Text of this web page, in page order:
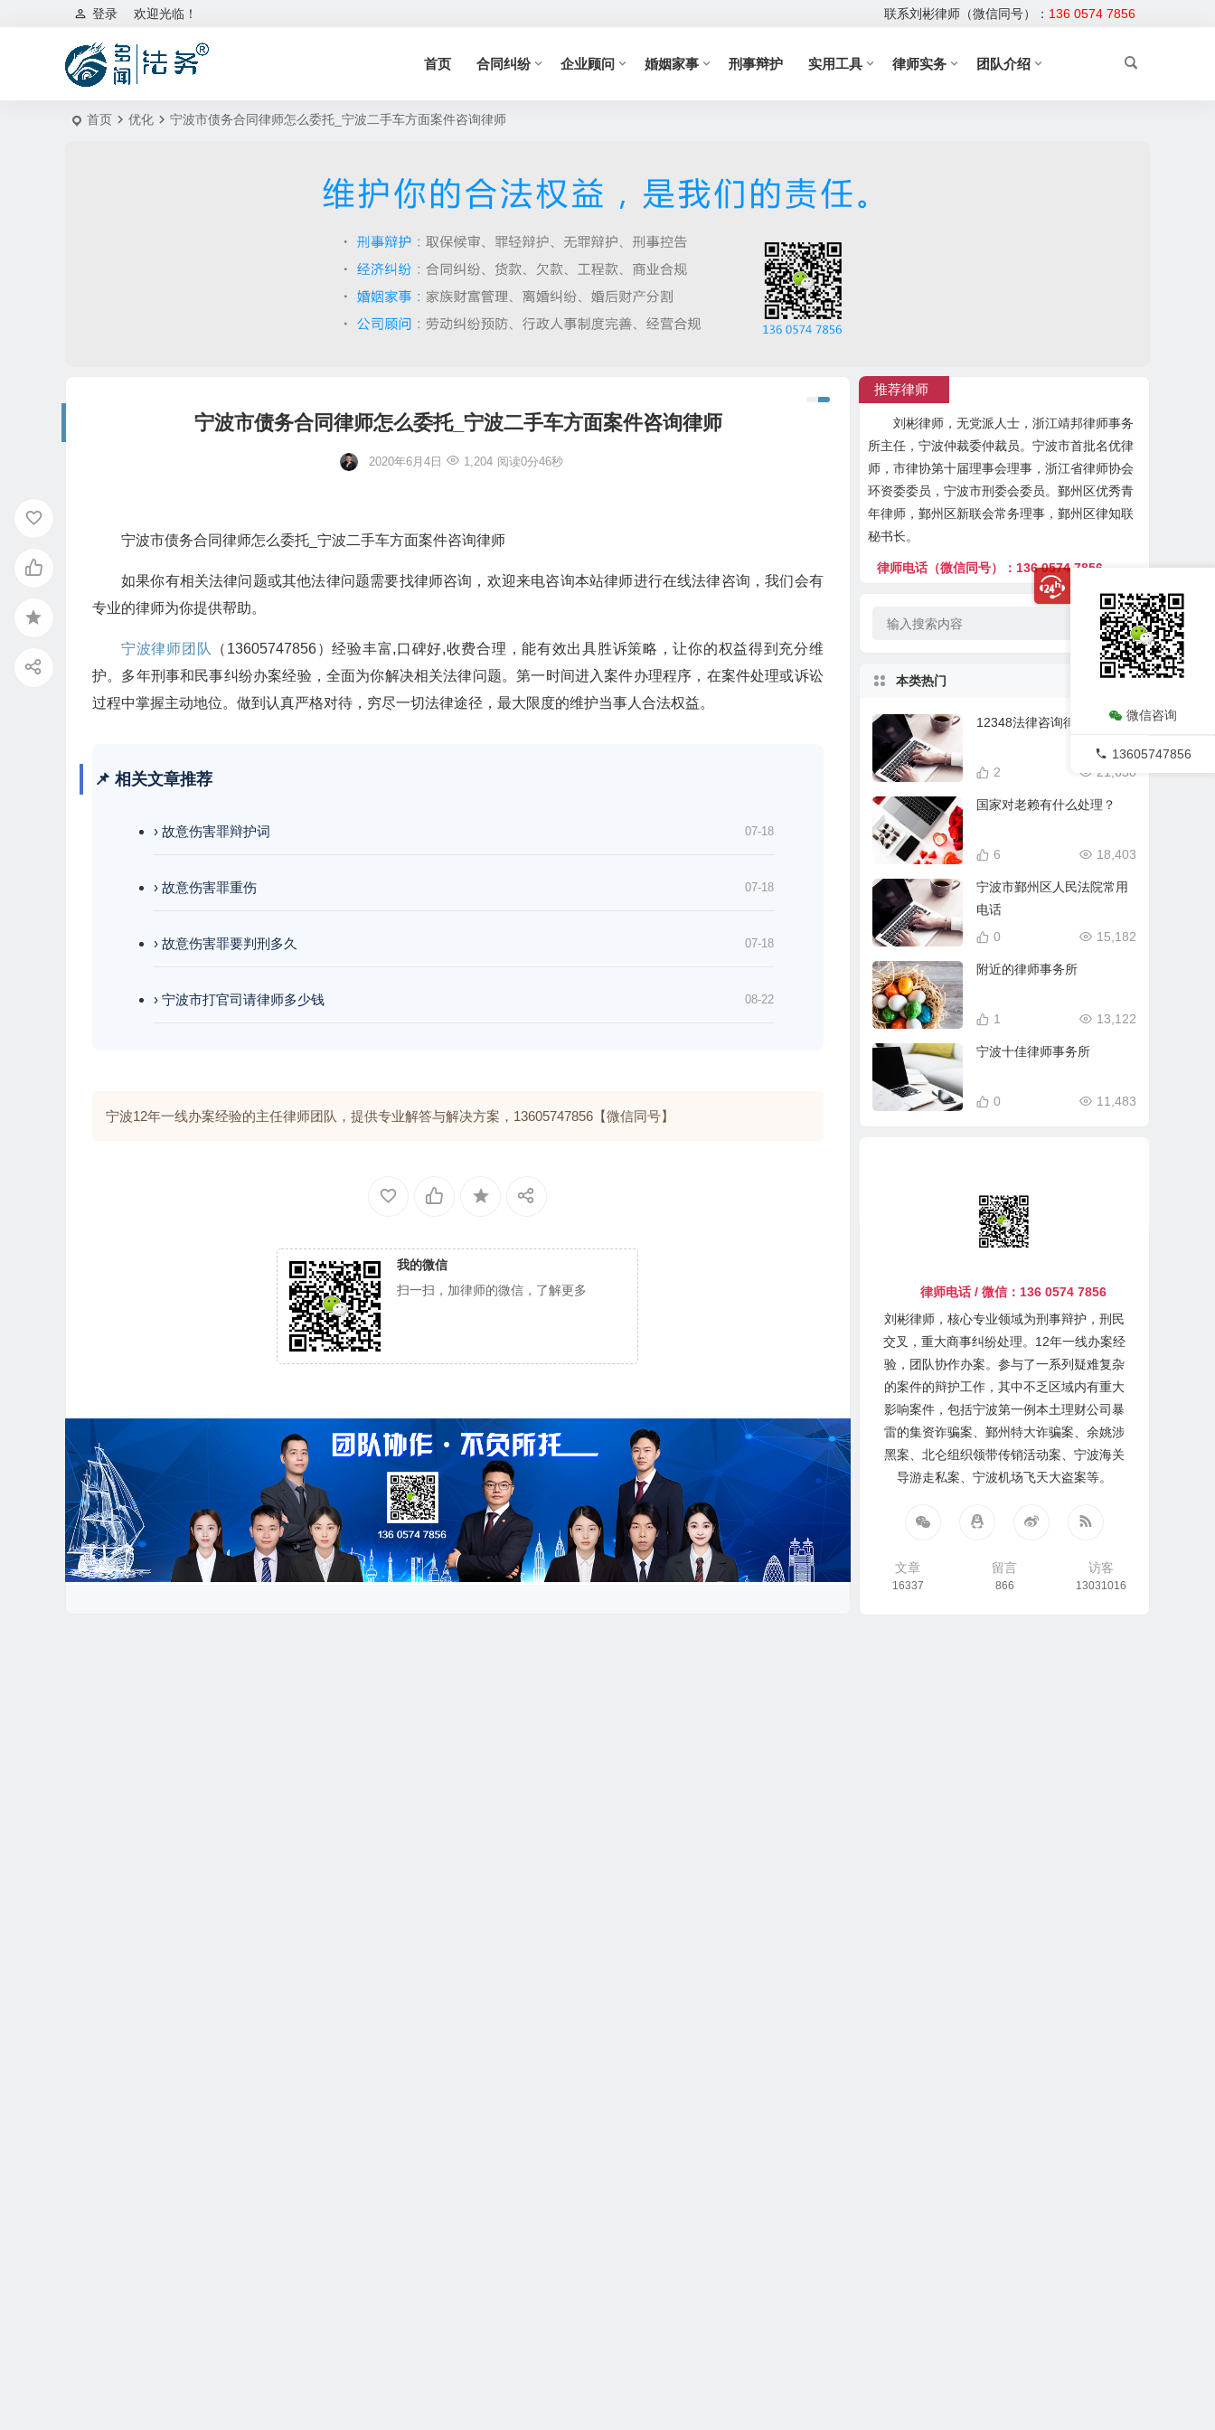
欢迎光临！
登录 联系刘彬律师（微信同号）： 136 0574 7856
首页 合同纠纷 企业顾问 婚姻家事 刑事辩护 实用工具 律师实务 团队介绍
首页 优化 宁波市债务合同律师怎么委托_宁波二手车方面案件咨询律师
宁波市债务合同律师怎么委托_宁波二手车方面案件咨询律师
2020年6月4日 1,204 阅读0分46秒
宁波市债务合同律师怎么委托_宁波二手车方面案件咨询律师
如果你有相关法律问题或其他法律问题需要找律师咨询，欢迎来电咨询本站律师进行在线法律咨询，我们会有
专业的律师为你提供帮助。
宁波律师团队
（13605747856）经验丰富,口碑好,收费合理，能有效出具胜诉策略，让你的权益得到充分维
护。多年刑事和民事纠纷办案经验，全面为你解决相关法律问题。第一时间进入案件办理程序，在案件处理或诉讼
过程中掌握主动地位。做到认真严格对待，穷尽一切法律途径，最大限度的维护当事人合法权益。
📌 相关文章推荐
› 故意伤害罪辩护词 07-18
› 故意伤害罪重伤 07-18
› 故意伤害罪要判刑多久 07-18
› 宁波市打官司请律师多少钱 08-22
宁波12年一线办案经验的主任律师团队，提供专业解答与解决方案，13605747856【微信同号】
我的微信
扫一扫，加律师的微信，了解更多
推荐律师
刘彬律师，无党派人士，浙江靖邦律师事务
所主任，宁波仲裁委仲裁员。宁波市首批名优律
师，市律协第十届理事会理事，浙江省律师协会
环资委委员，宁波市刑委会委员。鄞州区优秀青
年律师，鄞州区新联会常务理事，鄞州区律知联
秘书长。
律师电话（微信同号）：136 0574 7856
本类热门
12348法律咨询律师在线
21,630
2
国家对老赖有什么处理？
18,403
6
宁波市鄞州区人民法院常用
电话
15,182
0
附近的律师事务所
13,122
1
宁波十佳律师事务所
11,483
0
律师电话 / 微信：136 0574 7856
刘彬律师，核心专业领域为刑事辩护，刑民
交叉，重大商事纠纷处理。12年一线办案经
验，团队协作办案。参与了一系列疑难复杂
的案件的辩护工作，其中不乏区域内有重大
影响案件，包括宁波第一例本土理财公司暴
雷的集资诈骗案、鄞州特大诈骗案、余姚涉
黑案、北仑组织领带传销活动案、宁波海关
导游走私案、宁波机场飞天大盗案等。
文章
16337
留言
866
访客
13031016
微信咨询
13605747856